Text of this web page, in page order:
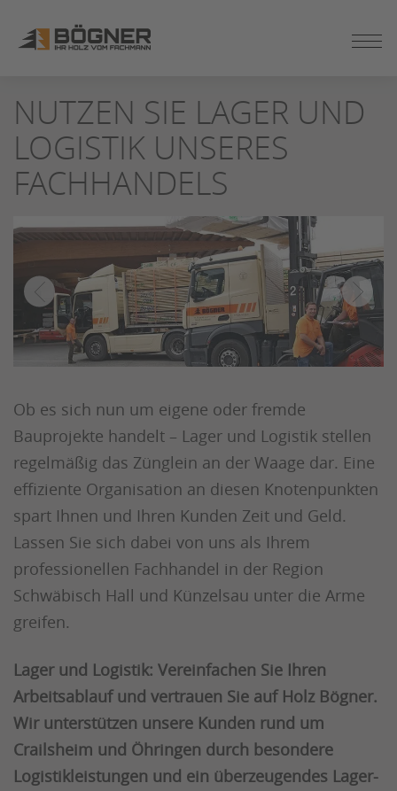
SEITENINHALT
SPRINGEN
NUTZEN SIE LAGER UND
LOGISTIK UNSERES
FACHHANDELS
Ob es sich nun um eigene oder fremde
Bauprojekte handelt – Lager und Logistik stellen
regelmäßig das Zünglein an der Waage dar. Eine
effiziente Organisation an diesen Knotenpunkten
spart Ihnen und Ihren Kunden Zeit und Geld.
Lassen Sie sich dabei von uns als Ihrem
professionellen Fachhandel in der Region
Schwäbisch Hall und Künzelsau unter die Arme
greifen.
Lager und Logistik: Vereinfachen Sie Ihren
Arbeitsablauf und vertrauen Sie auf Holz Bögner.
Wir unterstützen unsere Kunden rund um
Crailsheim und Öhringen durch besondere
Logistikleistungen und ein überzeugendes Lager-